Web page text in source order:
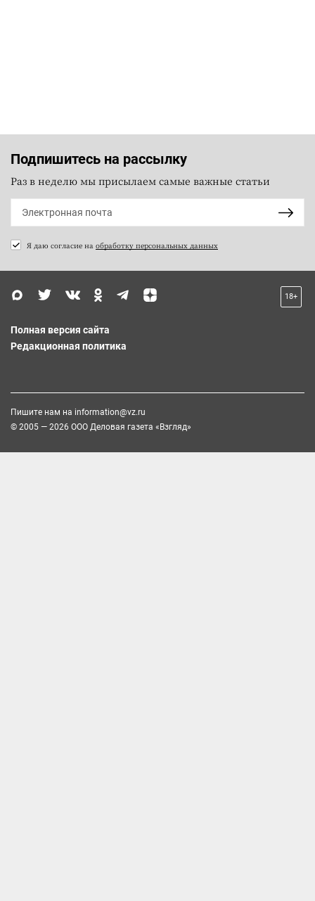
Подпишитесь на рассылку
Раз в неделю мы присылаем самые важные статьи
Я даю согласие на обработку персональных данных
18+
Полная версия сайта
Редакционная политика
Пишите нам на information@vz.ru
© 2005 — 2026 ООО Деловая газета «Взгляд»